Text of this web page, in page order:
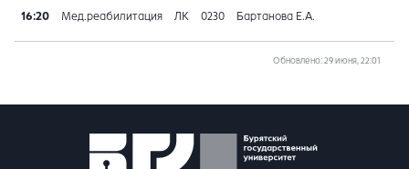
16:20 Мед.реабилитация ЛК 0230 Бартанова Е.А.
Обновлено: 29 июня, 22:01